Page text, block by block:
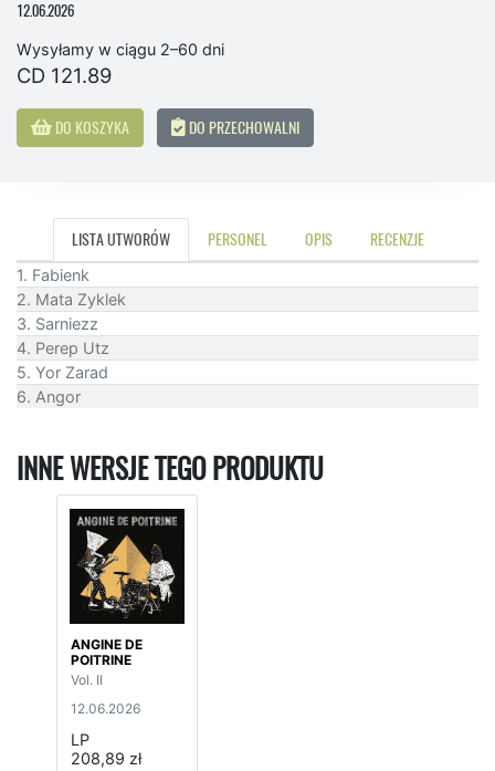
12.06.2026
Wysyłamy w ciągu 2–60 dni
CD 121.89
DO KOSZYKA DO PRZECHOWALNI
LISTA UTWORÓW PERSONEL OPIS RECENZJE
1. Fabienk
2. Mata Zyklek
3. Sarniezz
4. Perep Utz
5. Yor Zarad
6. Angor
INNE WERSJE TEGO PRODUKTU
ANGINE DE
POITRINE
Vol. II
12.06.2026
LP
208,89 zł